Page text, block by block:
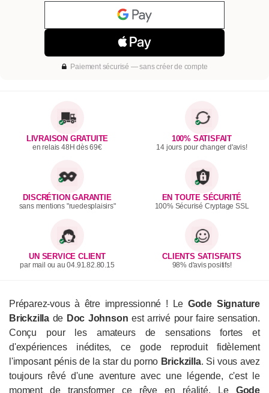
Paiement sécurisé — sans créer de compte
LIVRAISON GRATUITE
en relais 48H dès 69€
100% SATISFAIT
14 jours pour changer d'avis!
DISCRÉTION GARANTIE
sans mentions "ruedesplaisirs"
EN TOUTE SÉCURITÉ
100% Sécurisé Cryptage SSL
UN SERVICE CLIENT
par mail ou au 04.91.82.80.15
CLIENTS SATISFAITS
98% d'avis positifs!
Préparez-vous à être impressionné ! Le Gode Signature
Brickzilla de Doc Johnson est arrivé pour faire sensation.
Conçu pour les amateurs de sensations fortes et
d'expériences inédites, ce gode reproduit fidèlement
l'imposant pénis de la star du porno Brickzilla. Si vous avez
toujours rêvé d'une aventure avec une légende, c'est le
moment de transformer ce rêve en réalité. Le Gode